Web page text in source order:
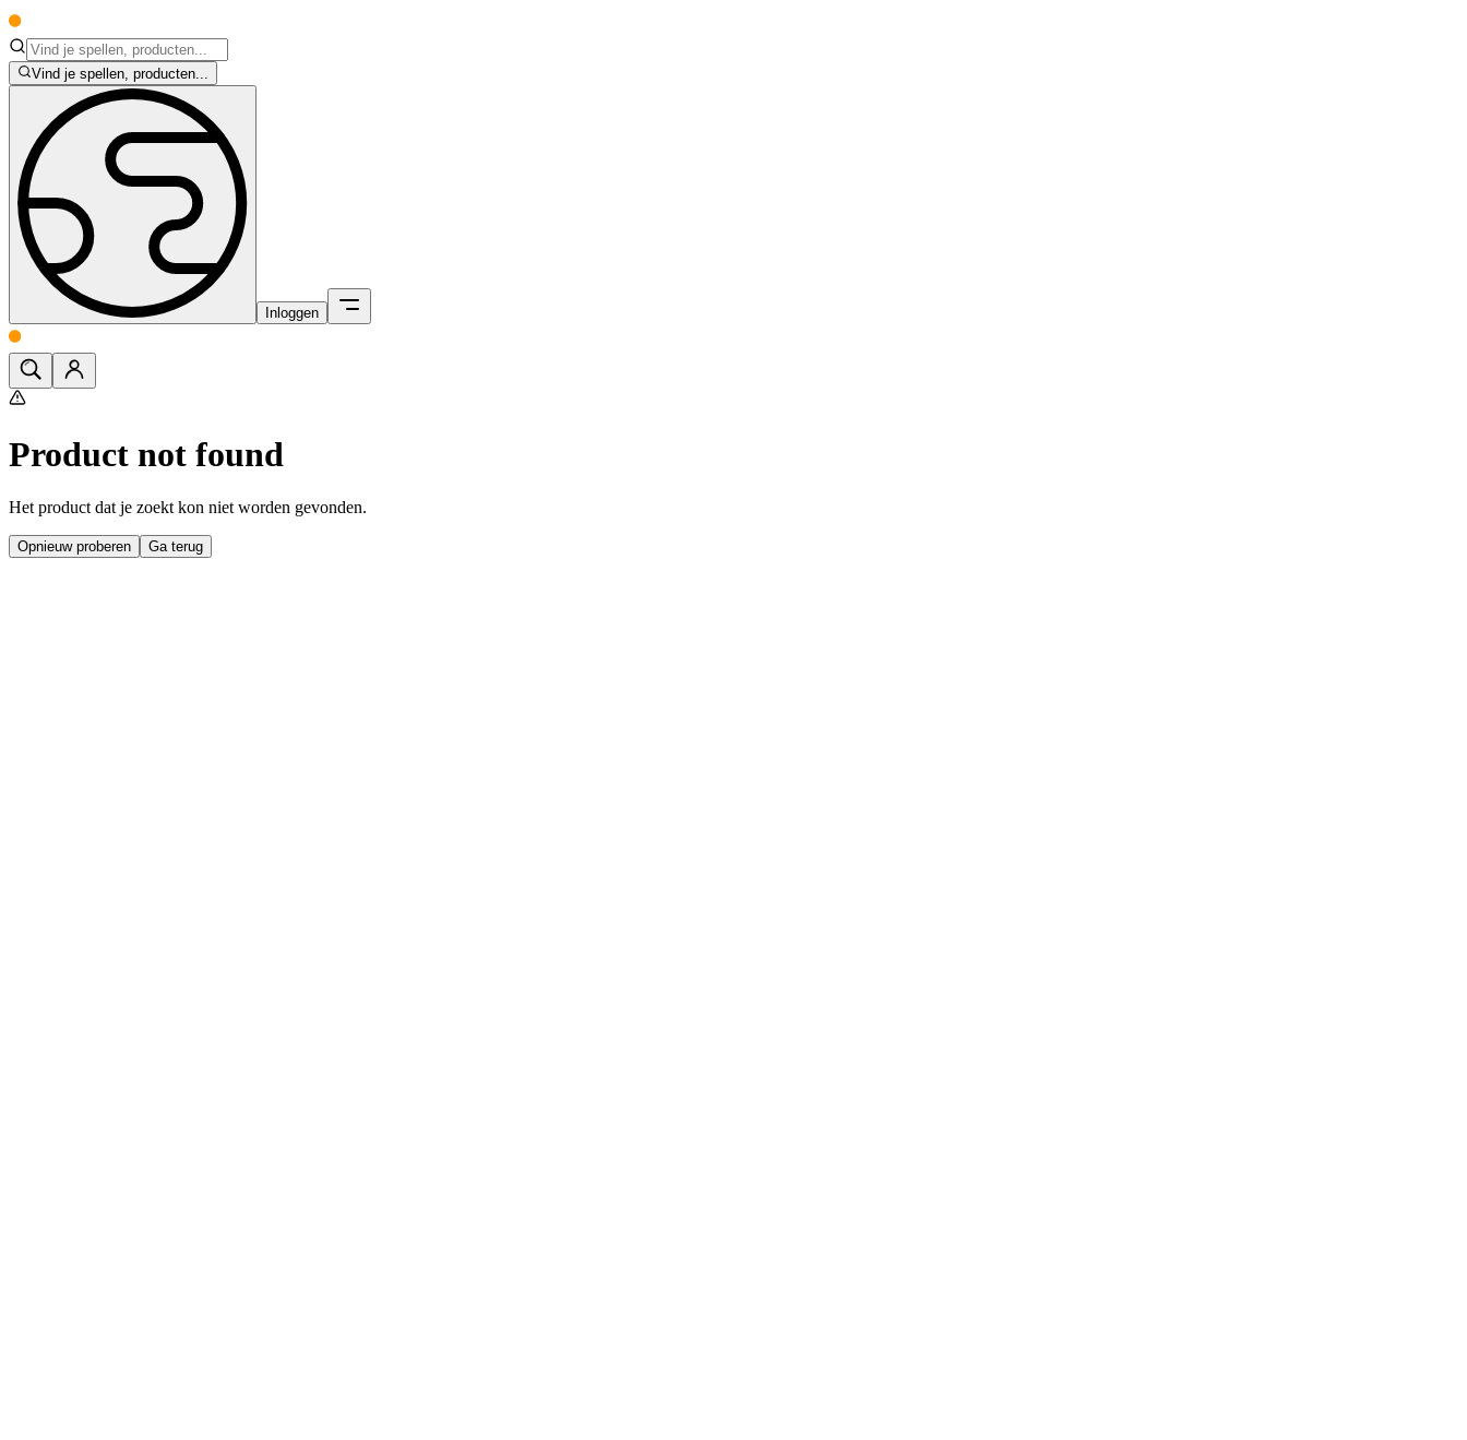
Vind je spellen, producten...
Inloggen
Product not found
Het product dat je zoekt kon niet worden gevonden.
Opnieuw proberen Ga terug